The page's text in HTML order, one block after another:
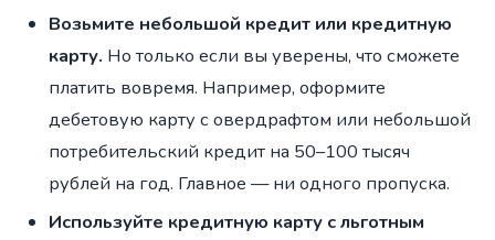
Возьмите небольшой кредит или кредитную
карту. Но только если вы уверены, что сможете
платить вовремя. Например, оформите
дебетовую карту с овердрафтом или небольшой
потребительский кредит на 50–100 тысяч
рублей на год. Главное — ни одного пропуска.
Используйте кредитную карту с льготным